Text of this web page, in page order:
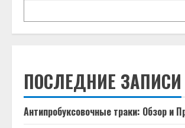
ПОСЛЕДНИЕ ЗАПИСИ
Антипробуксовочные траки: Обзор и